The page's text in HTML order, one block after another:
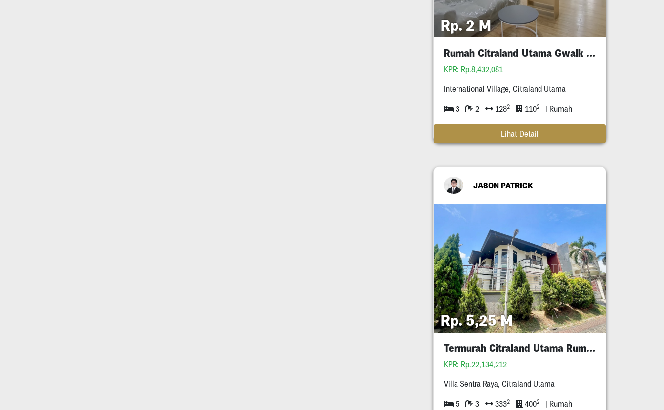
Rp. 2 M
Rumah Citraland Utama Gwalk Full Furnished Murah
KPR: Rp.8,432,081
International Village, Citraland Utama
3 2 1282 1102 | Rumah
Lihat Detail
JASON PATRICK
Rp. 5,25 M
Termurah Citraland Utama Rumah Minimalis 5M An
KPR: Rp.22,134,212
Villa Sentra Raya, Citraland Utama
5 3 3332 4002 | Rumah